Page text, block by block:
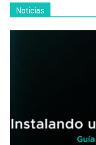
Noticias